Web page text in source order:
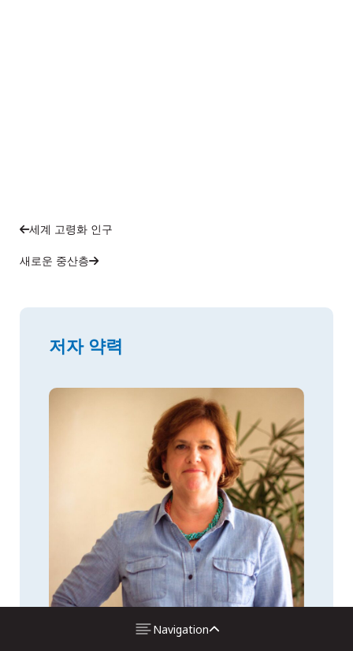
세계 고령화 인구
새로운 중산층
저자 약력
Navigation